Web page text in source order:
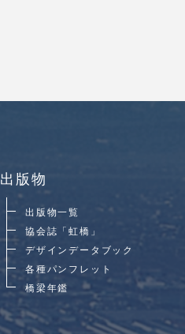
出版物
出版物一覧
協会誌「虹橋」
デザインデータブック
各種パンフレット
橋梁年鑑